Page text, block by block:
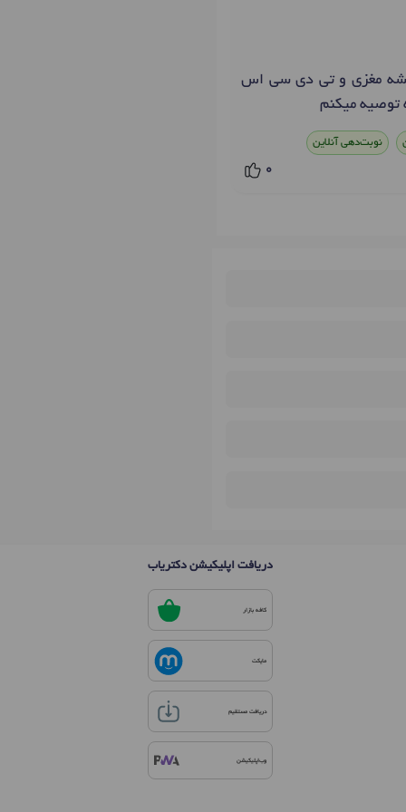
نقشه مغزی و تی دی سی اس
توصیه میکنم
نوبت‌دهی آنلاین
0
دریافت اپلیکیشن دکتریاب
کافه بازار
مایکت
دریافت مستقیم
وب‌اپلیکیشن